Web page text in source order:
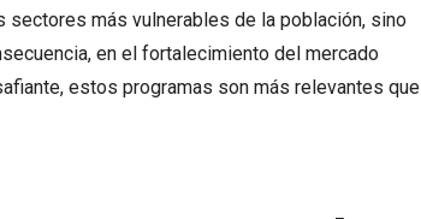
más vulnerables de la población, sino
en el fortalecimiento del mercado
estos programas son más relevantes que